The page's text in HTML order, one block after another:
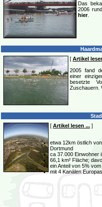
Das
2006
hier.
[ Artikel
2005 fand
einer
besetzte
Zuschauern.
[ Artikel lesen ... ]
etwa 12km östlich
Dortmund
ca 37.000 Einwohner
66,1 km² Fläche;
ein Anteil von 5%
mit 4 Kanälen Europas